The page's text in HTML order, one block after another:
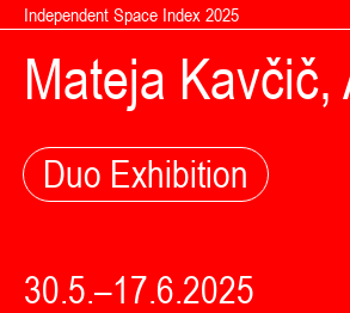
Zum Inhalt springen
Independent Space Index 2025
Mateja
Duo Exhibition
30.5.–17.6.2025